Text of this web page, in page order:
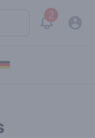
2
View